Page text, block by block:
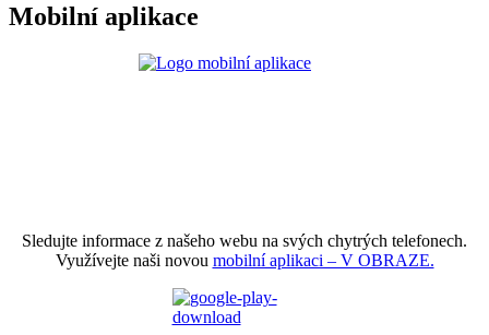
Mobilní aplikace
Sledujte informace z našeho webu na svých chytrých telefonech.
Využívejte naši novou mobilní aplikaci – V OBRAZE.